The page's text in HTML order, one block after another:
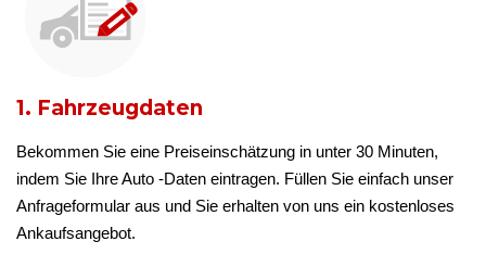
1. Fahrzeugdaten
Bekommen Sie eine Preiseinschätzung in unter 30 Minuten,
indem Sie Ihre Auto -Daten eintragen. Füllen Sie einfach unser
Anfrageformular aus und Sie erhalten von uns ein kostenloses
Ankaufsangebot.